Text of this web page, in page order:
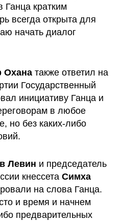
Ганца кратким
всегда открыта для
начать диалог
Охана также ответил на
Государственный
инициативу Ганца и
в любое
но без каких-либо
Левин и председатель
кнессета Симха
на слова Ганца.
и время и начнем
предварительных